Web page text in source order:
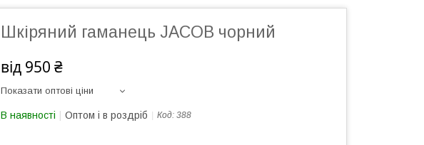
Шкіряний гаманець JACOB чорний
від 950 ₴
Показати оптові ціни
В наявності Оптом і в роздріб Код: 388